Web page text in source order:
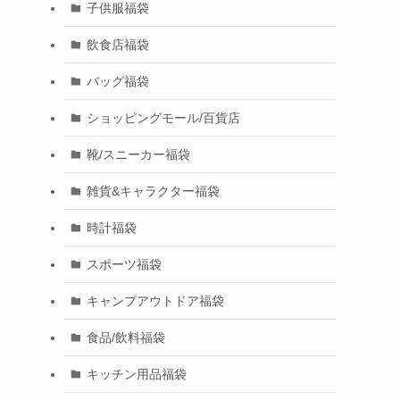
子供服福袋
飲食店福袋
バッグ福袋
ショッピングモール/百貨店
靴/スニーカー福袋
雑貨&キャラクター福袋
時計福袋
スポーツ福袋
キャンプアウトドア福袋
食品/飲料福袋
キッチン用品福袋